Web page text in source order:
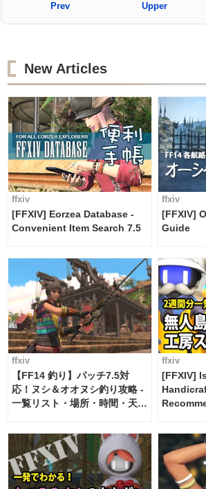
Prev Upper
New Articles
ffxiv
[FFXIV] Eorzea Database -
Convenient Item Search 7.5
ffxiv
[FFXIV]
Guide
ffxiv
【FF14 釣り】パッチ7.5対
応！ヌシ＆オオヌシ釣り攻略 -
一覧リスト・場所・時間・天
ffxiv
[FFXIV]